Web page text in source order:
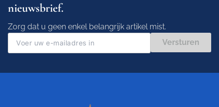
nieuwsbrief.
Zorg dat u geen enkel belangrijk artikel mist.
Versturen